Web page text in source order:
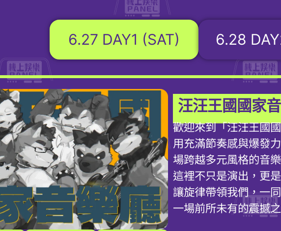
6.27 DAY1 (SAT) 6.28
汪汪王國國家
歡迎來到「汪汪王國
用充滿節奏感與爆發
場跨越多元風格的音
這裡不只是演出，更
讓旋律帶領我們，一
一場前所未有的震撼之